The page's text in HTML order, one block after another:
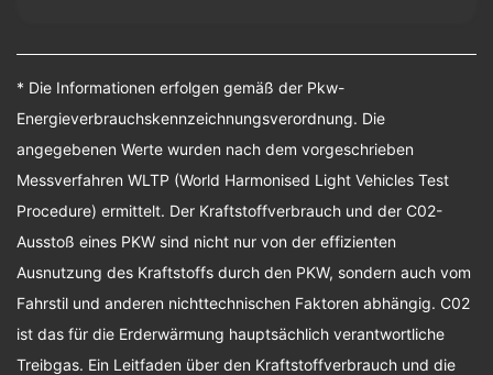
* Die Informationen erfolgen gemäß der Pkw-
Energieverbrauchskennzeichnungsverordnung. Die
angegebenen Werte wurden nach dem vorgeschrieben
Messverfahren WLTP (World Harmonised Light Vehicles Test
Procedure) ermittelt. Der Kraftstoffverbrauch und der C02-
Ausstoß eines PKW sind nicht nur von der effizienten
Ausnutzung des Kraftstoffs durch den PKW, sondern auch vom
Fahrstil und anderen nichttechnischen Faktoren abhängig. C02
ist das für die Erderwärmung hauptsächlich verantwortliche
Treibgas. Ein Leitfaden über den Kraftstoffverbrauch und die